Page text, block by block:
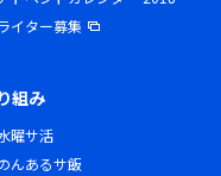
ライター募集
組み
曜サ活
んあるサ飯